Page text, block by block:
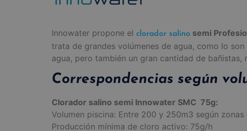
Innowater propone el clorador salino semi
trata de grandes volúmenes de agua, como lo
agua, pero también un gran cantidad de
Correspondencias según
Clorador salino semi Innowater SMC 75g:
Volumen piscina: Entre 200 y 250m3 según
Producción mínima de cloro activo: 75g/h